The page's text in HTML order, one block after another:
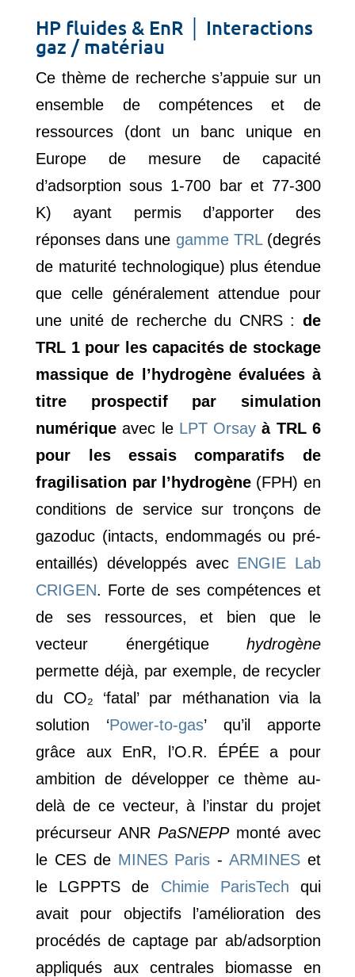
HP fluides & EnR │ Interactions
gaz / matériau
Ce thème de recherche s’appuie sur un
ensemble de compétences et de
ressources (dont un banc unique en
Europe de mesure de capacité
d’adsorption sous 1-700 bar et 77-300
K) ayant permis d’apporter des
réponses dans une gamme TRL(degrés
de maturité technologique) plus étendue
que celle généralement attendue pour
une unité de recherche du CNRS : de
TRL 1 pour les capacités de stockage
massique de l’hydrogène évaluées à
titre prospectif par simulation
numérique avec le LPT Orsay à TRL 6
pour les essais comparatifs de
fragilisation par l’hydrogène (FPH) en
conditions de service sur tronçons de
gazoduc (intacts, endommagés ou pré-
entaillés) développés avec ENGIE Lab
CRIGEN. Forte de ses compétences et
de ses ressources, et bien que le
vecteur énergétique hydrogène
permette déjà, par exemple, de recycler
du CO₂ ‘fatal’ par méthanation via la
solution ‘Power-to-gas’ qu’il apporte
grâce aux EnR, l’O.R. ÉPÉE a pour
ambition de développer ce thème au-
delà de ce vecteur, à l’instar du projet
précurseur ANR PaSNEPPmonté avec
le CES de MINES Paris - ARMINES et
le LGPPTS de Chimie ParisTech qui
avait pour objectifs l’amélioration des
procédés de captage par ab/adsorption
appliqués aux centrales biomasse en